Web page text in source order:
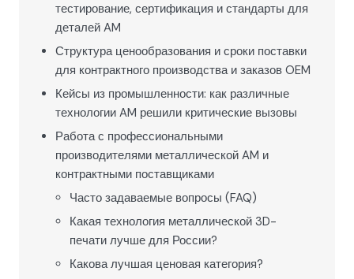
тестирование, сертификация и стандарты для
деталей AM
Структура ценообразования и сроки поставки
для контрактного производства и заказов OEM
Кейсы из промышленности: как различные
технологии AM решили критические вызовы
Работа с профессиональными
производителями металлической AM и
контрактными поставщиками
Часто задаваемые вопросы (FAQ)
Какая технология металлической 3D-
печати лучше для России?
Какова лучшая ценовая категория?